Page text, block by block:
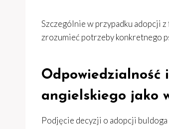
Szczególnie w przypadku adopcji
zrozumieć potrzeby konkretnego
Odpowiedzialność
angielskiego jako
Podjęcie decyzji o adopcji